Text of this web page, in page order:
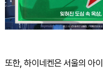
또한, 하이네켄은 서울의 아